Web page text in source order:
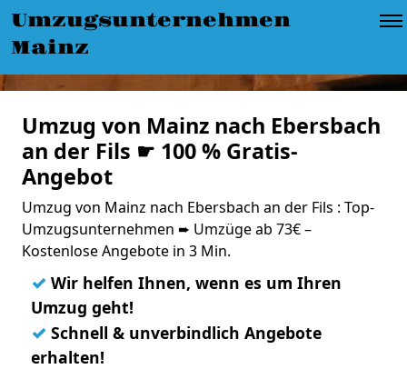
Umzugsunternehmen
Mainz
Umzug von Mainz nach Ebersbach
an der Fils ☛ 100 % Gratis-
Angebot
Umzug von Mainz nach Ebersbach an der Fils : Top-
Umzugsunternehmen ➨ Umzüge ab 73€ –
Kostenlose Angebote in 3 Min.
✓ Wir helfen Ihnen, wenn es um Ihren
Umzug geht!
✓ Schnell & unverbindlich Angebote
erhalten!